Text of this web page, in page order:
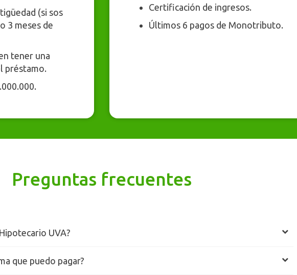
(si sos
3 meses de
tener una
préstamo.
Certificación de ingresos.
Últimos 6 pagos de Monotributo.
Preguntas frecuentes
UVA?
que puedo pagar?